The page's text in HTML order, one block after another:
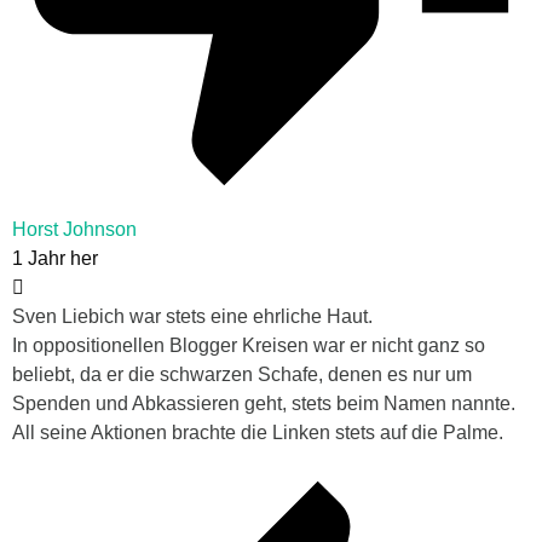
Horst Johnson
1 Jahr her
Sven Liebich war stets eine ehrliche Haut.
In oppositionellen Blogger Kreisen war er nicht ganz so
beliebt, da er die schwarzen Schafe, denen es nur um
Spenden und Abkassieren geht, stets beim Namen nannte.
All seine Aktionen brachte die Linken stets auf die Palme.